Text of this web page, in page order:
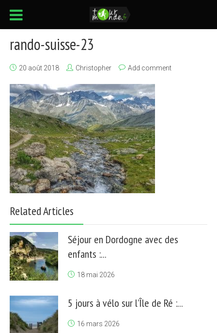
rando-suisse-23
20 août 2018 Christopher Add comment
Related Articles
Séjour en Dordogne avec des
enfants :...
18 mai 2026
5 jours à vélo sur l’Île de Ré :...
16 mars 2026